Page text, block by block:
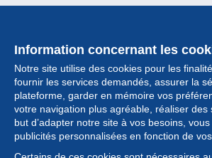
Information concernant les
Notre site utilise des cookies pour les
fournir les services demandés, assurer la
plateforme, garder en mémoire vos
votre navigation plus agréable, réaliser des
but d’adapter notre site à vos besoins,
publicités personnalisées en fonction de vos
Collection